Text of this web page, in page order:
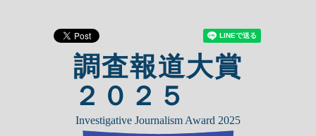
調査報道大賞
２０２５
Investigative Journalism Award 2025